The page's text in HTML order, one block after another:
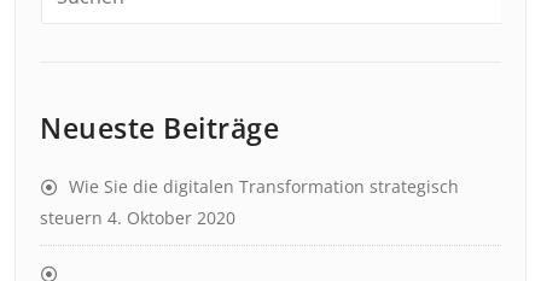
Neueste Beiträge
Wie Sie die digitalen Transformation strategisch
steuern 4. Oktober 2020